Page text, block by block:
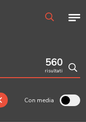
560
risultati
Con media